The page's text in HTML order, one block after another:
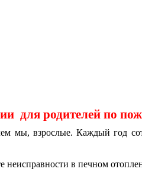
для родителей по
мы, взрослые. Каждый год
в печном